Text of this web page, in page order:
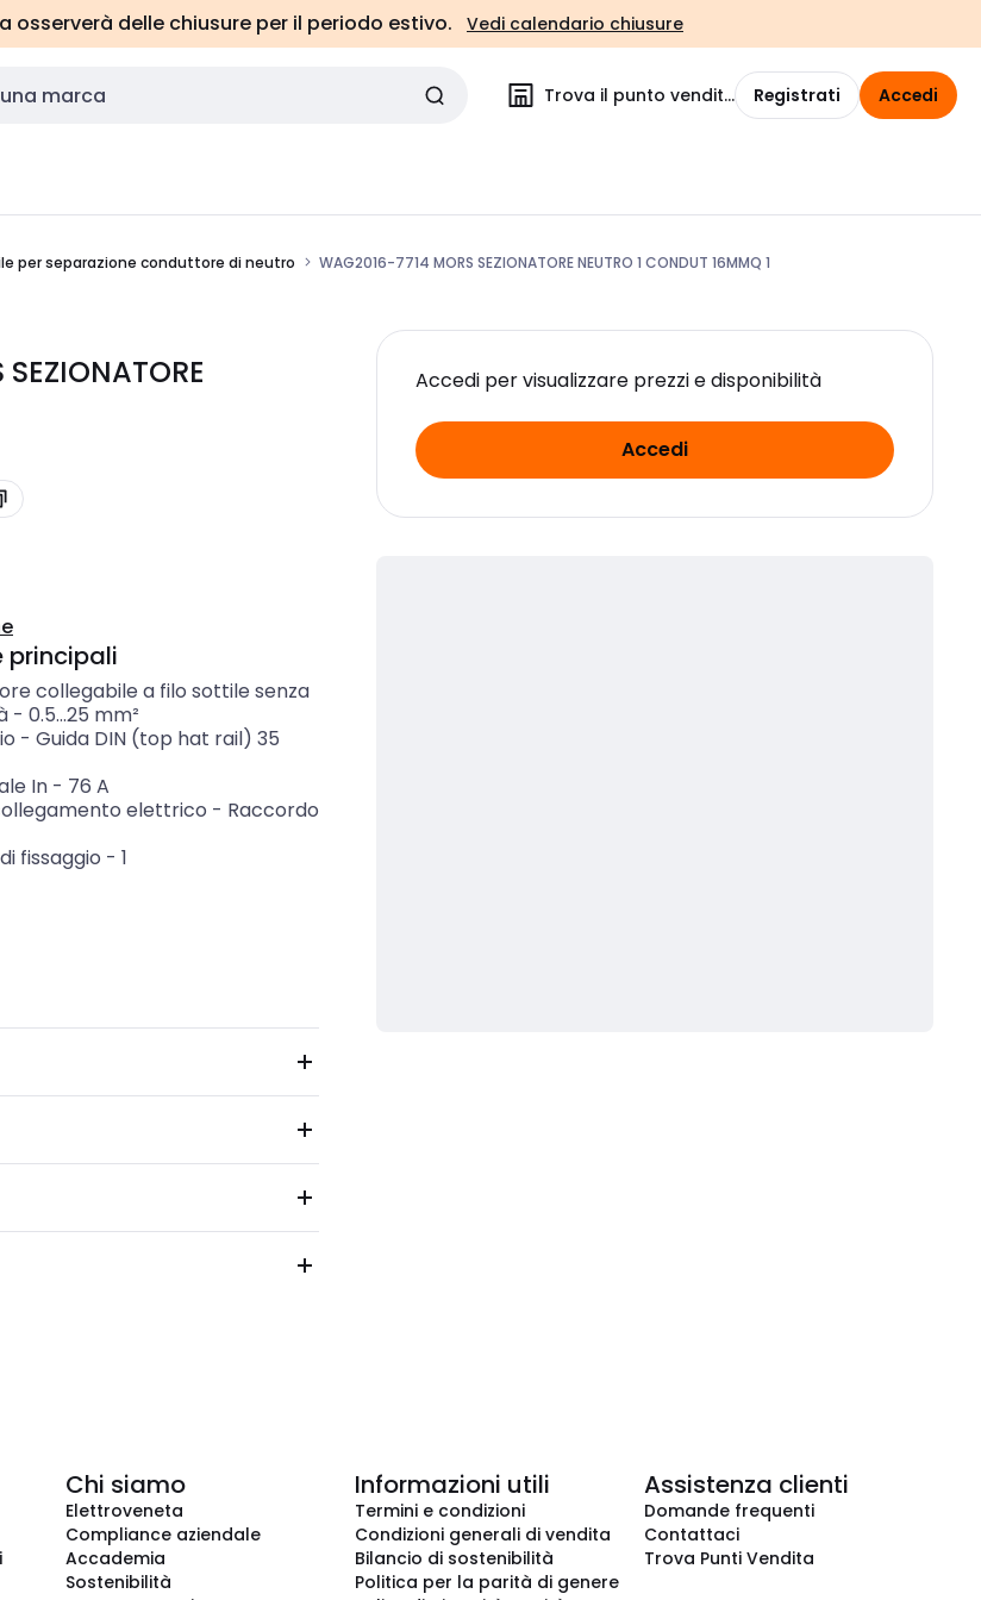
osserverà delle chiusure per il periodo estivo. Vedi calendario chiusure
Trova il punto vendita Registrati Accedi
per separazione conduttore di neutro WAG2016-7714 MORS SEZIONATORE NEUTRO 1 CONDUT 16MMQ 1
Accedi per visualizzare prezzi e disponibilità
Accedi
principali
collegabile a filo sottile senza
- 0.5...25 mm²
- Guida DIN (top hat rail) 35
In- 76 A
elettrico - Raccordo
fissaggio - 1
Chi siamo
Elettroveneta
Compliance aziendale
Accademia
Sostenibilità
Informazioni utili
Termini e condizioni
Condizioni generali di vendita
Bilancio di sostenibilità
Politica per la parità di genere
Assistenza clienti
Domande frequenti
Contattaci
Trova Punti Vendita